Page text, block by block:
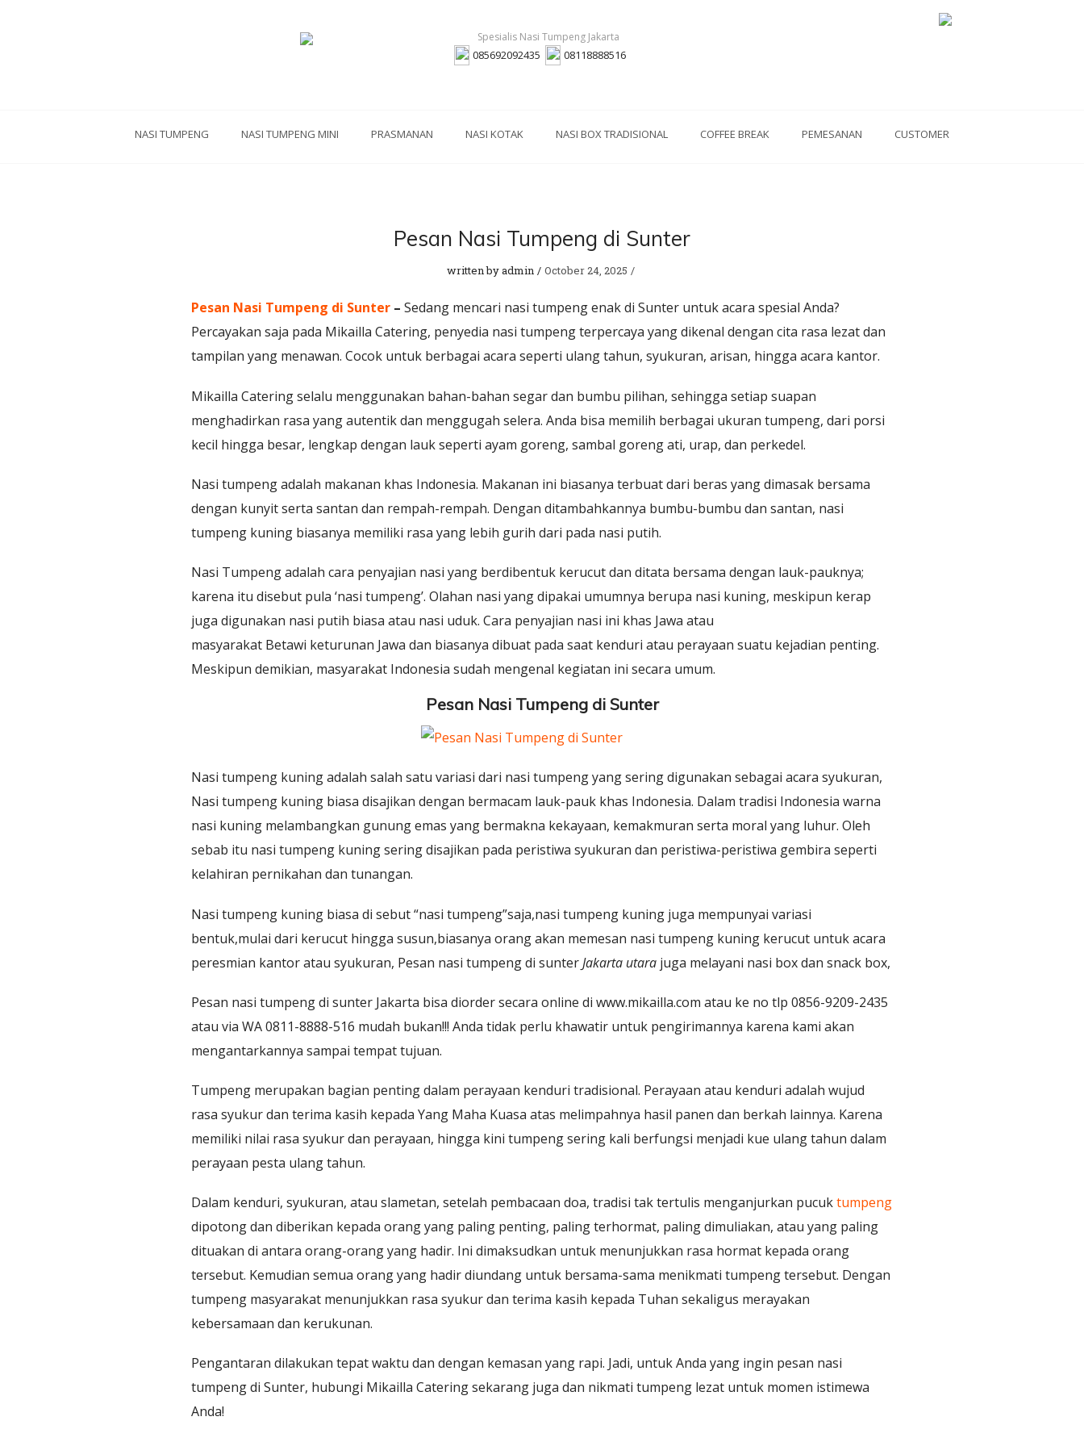
085692092435 08118888516
NASI TUMPENG NASI TUMPENG MINI PRASMANAN NASI KOTAK NASI BOX TRADISIONAL COFFEE BREAK PEMESANAN CUSTOMER
Pesan Nasi Tumpeng di Sunter
written byadmin October 24, 2025
Pesan Nasi Tumpeng di Sunter – Sedang mencari nasi tumpeng enak di Sunter untuk acara spesial Anda?
Percayakan saja pada Mikailla Catering, penyedia nasi tumpeng terpercaya yang dikenal dengan cita rasa lezat dan
tampilan yang menawan. Cocok untuk berbagai acara seperti ulang tahun, syukuran, arisan, hingga acara kantor.
Mikailla Catering selalu menggunakan bahan-bahan segar dan bumbu pilihan, sehingga setiap suapan
menghadirkan rasa yang autentik dan menggugah selera. Anda bisa memilih berbagai ukuran tumpeng, dari porsi
kecil hingga besar, lengkap dengan lauk seperti ayam goreng, sambal goreng ati, urap, dan perkedel.
Nasi tumpeng adalah makanan khas Indonesia. Makanan ini biasanya terbuat dari beras yang dimasak bersama
dengan kunyit serta santan dan rempah-rempah. Dengan ditambahkannya bumbu-bumbu dan santan, nasi
tumpeng kuning biasanya memiliki rasa yang lebih gurih dari pada nasi putih.
Nasi Tumpeng adalah cara penyajian nasi yang berdibentuk kerucut dan ditata bersama dengan lauk-pauknya;
karena itu disebut pula ‘nasi tumpeng’. Olahan nasi yang dipakai umumnya berupa nasi kuning, meskipun kerap
juga digunakan nasi putih biasa atau nasi uduk. Cara penyajian nasi ini khas Jawa atau
masyarakat Betawi keturunan Jawa dan biasanya dibuat pada saat kenduri atau perayaan suatu kejadian penting.
Meskipun demikian, masyarakat Indonesia sudah mengenal kegiatan ini secara umum.
Pesan Nasi Tumpeng di Sunter
Nasi tumpeng kuning adalah salah satu variasi dari nasi tumpeng yang sering digunakan sebagai acara syukuran,
Nasi tumpeng kuning biasa disajikan dengan bermacam lauk-pauk khas Indonesia. Dalam tradisi Indonesia warna
nasi kuning melambangkan gunung emas yang bermakna kekayaan, kemakmuran serta moral yang luhur. Oleh
sebab itu nasi tumpeng kuning sering disajikan pada peristiwa syukuran dan peristiwa-peristiwa gembira seperti
kelahiran pernikahan dan tunangan.
Nasi tumpeng kuning biasa di sebut “nasi tumpeng”saja,nasi tumpeng kuning juga mempunyai variasi
bentuk,mulai dari kerucut hingga susun,biasanya orang akan memesan nasi tumpeng kuning kerucut untuk acara
peresmian kantor atau syukuran, Pesan nasi tumpeng di sunterJakarta utara juga melayani nasi box dan snack box,
Pesan nasi tumpeng di sunter Jakarta bisa diorder secara online di www.mikailla.com atau ke no tlp 0856-9209-2435
atau via WA 0811-8888-516 mudah bukan!!! Anda tidak perlu khawatir untuk pengirimannya karena kami akan
mengantarkannya sampai tempat tujuan.
Tumpeng merupakan bagian penting dalam perayaan kenduri tradisional. Perayaan atau kenduri adalah wujud
rasa syukur dan terima kasih kepada Yang Maha Kuasa atas melimpahnya hasil panen dan berkah lainnya. Karena
memiliki nilai rasa syukur dan perayaan, hingga kini tumpeng sering kali berfungsi menjadi kue ulang tahun dalam
perayaan pesta ulang tahun.
Dalam kenduri, syukuran, atau slametan, setelah pembacaan doa, tradisi tak tertulis menganjurkan pucuktumpeng
dipotong dan diberikan kepada orang yang paling penting, paling terhormat, paling dimuliakan, atau yang paling
dituakan di antara orang-orang yang hadir. Ini dimaksudkan untuk menunjukkan rasa hormat kepada orang
tersebut. Kemudian semua orang yang hadir diundang untuk bersama-sama menikmati tumpeng tersebut. Dengan
tumpeng masyarakat menunjukkan rasa syukur dan terima kasih kepada Tuhan sekaligus merayakan
kebersamaan dan kerukunan.
Pengantaran dilakukan tepat waktu dan dengan kemasan yang rapi. Jadi, untuk Anda yang ingin pesan nasi
tumpeng di Sunter, hubungi Mikailla Catering sekarang juga dan nikmati tumpeng lezat untuk momen istimewa
Anda!